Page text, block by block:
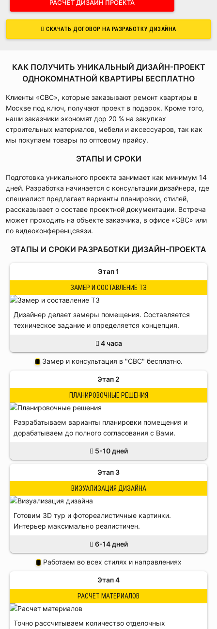
"Планировка"
Планы потолков, покрытия полов,
расстановки мебели
Планы отопительный системы и теплых
полов
Планы вентиляции, освещения и
сантехники
Ведомости материалов, мебели и
аксессуаров
Цена за проект: от 2000 р/м2
Время работы:от 2 недель
ЗАКАЗАТЬ ПРОЕКТ
ПРИМЕР ДИЗАЙН-ПРОЕКТА
Вся документация тарифного плана
"Оптимальный"
аксессуаров
Трехмерная визуализация интерьера
Цена за проект:от 2500 р/м 2
Время работы: от 1 месяца
ЗАКАЗАТЬ ПРОЕКТ
ПРИМЕР ДИЗАЙН-ПРОЕКТА
"Полный проект"
Визуализация интерьера в виртуальной
Эффект полного присутствия
Цена за проект:индивидуально
Время работы:от 1.5 месяца
ЗАКАЗАТЬ ПРОЕКТ
VR В ДИЗАЙНЕ ИНТЕРЬЕРОВ
РАСЧЕТ ДИЗАЙН ПРОЕКТА
СКАЧАТЬ ДОГОВОР НА РАЗРАБОТКУ ДИЗАЙНА
КАК ПОЛУЧИТЬ УНИКАЛЬНЫЙ ДИЗАЙН-ПРОЕКТ
ОДНОКОМНАТНОЙ КВАРТИРЫ БЕСПЛАТНО
Клиенты «СВС», которые заказывают ремонт квартиры в
Москве под ключ, получают проект в подарок. Кроме того,
наши заказчики экономят дор 20 % на закупках
строительных материалов, мебели и аксессуаров, так как
мы покупаем товары по оптовому прайсу.
ЭТАПЫ И СРОКИ
Подготовка уникального проекта занимает как минимум 14
дней. Разработка начинается с консультации дизайнера, где
специалист предлагает варианты планировки, стилей,
рассказывает о составе проектной документации. Встреча
может проходить на объекте заказчика, в офисе «СВС» или
по видеоконференцсвязи.
ЭТАПЫ И СРОКИ РАЗРАБОТКИ ДИЗАЙН-ПРОЕКТА
Этап 1
ЗАМЕР И СОСТАВЛЕНИЕ ТЗ
Дизайнер делает замеры помещения. Составляется
техническое задание и определяется концепция.
4 часа
Замер и консультация в "CBC" бесплатно.
Этап 2
ПЛАНИРОВОЧНЫЕ РЕШЕНИЯ
Разрабатываем варианты планировки помещения и
дорабатываем до полного согласования с Вами.
5-10 дней
Этап 3
ВИЗУАЛИЗАЦИЯ ДИЗАЙНА
Готовим 3D тур и фотореалистичные картинки.
Интерьер максимально реалистичен.
6-14 дней
Работаем во всех стилях и направлениях
Этап 4
РАСЧЕТ МАТЕРИАЛОВ
Точно рассчитываем количество отделочных